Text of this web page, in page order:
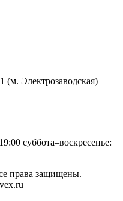
(м. Электрозаводская)
суббота–воскресенье:
права защищены.